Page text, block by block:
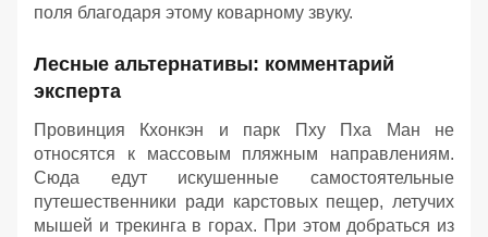
поля благодаря этому коварному звуку.
Лесные альтернативы: комментарий
эксперта
Провинция Кхонкэн и парк Пху Пха Ман не
относятся к массовым пляжным направлениям.
Сюда едут искушенные самостоятельные
путешественники ради карстовых пещер, летучих
мышей и трекинга в горах. При этом добраться из